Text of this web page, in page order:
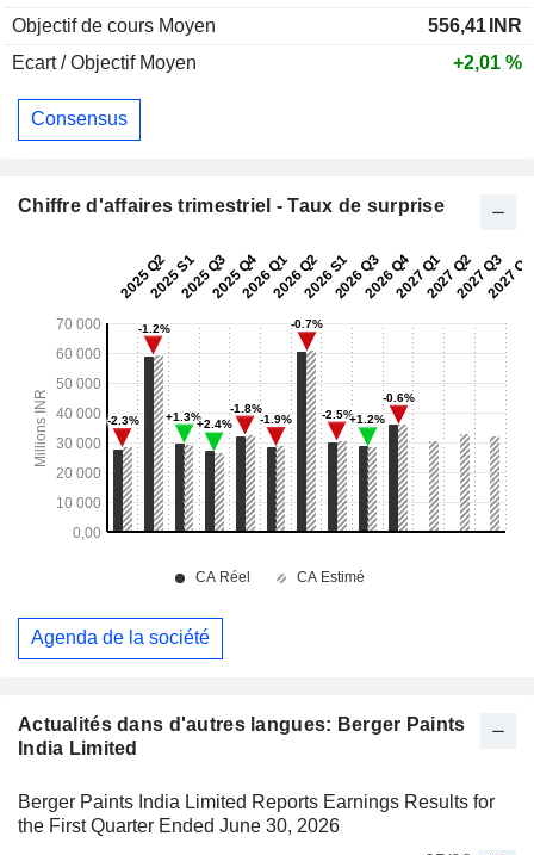
Actualités dans d'autres langues: Berger Paints
India Limited
Berger Paints India Limited Reports Earnings Results for
the First Quarter Ended June 30, 2026
Objectif de cours Moyen
556,41 INR
Ecart / Objectif Moyen
+2,01 %
Consensus
Chiffre d'affaires trimestriel - Taux de surprise
Agenda de la société